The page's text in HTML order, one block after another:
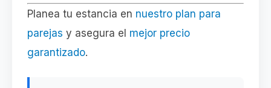
Planea tu estancia en nuestro plan para
parejas y asegura el mejor precio
garantizado.